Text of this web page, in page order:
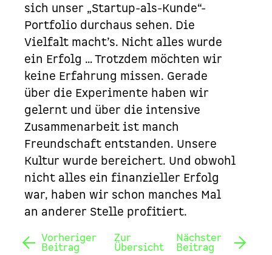
sich unser „Startup-als-Kunde“-
Portfolio durchaus sehen. Die
Vielfalt macht’s. Nicht alles wurde
ein Erfolg … Trotzdem möchten wir
keine Erfahrung missen. Gerade
über die Experimente haben wir
gelernt und über die intensive
Zusammenarbeit ist manch
Freundschaft entstanden. Unsere
Kultur wurde bereichert. Und obwohl
nicht alles ein finanzieller Erfolg
war, haben wir schon manches Mal
an anderer Stelle profitiert.
Vorheriger
Beitrag
Zur
Übersicht
Nächster
Beitrag